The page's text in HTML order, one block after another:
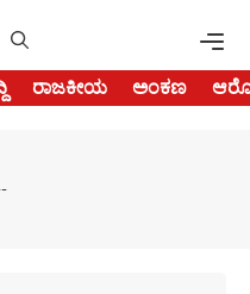
ರಾಜಕೀಯ ಅಂಕಣ